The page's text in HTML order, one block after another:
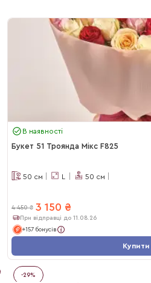
В наявності
Букет 51 Троянда Мікс F825
50 см L 50 см
4 450 ₴ 3 150 ₴
При відправці до 11.08.26
+157 бонусів
Купити
-29%